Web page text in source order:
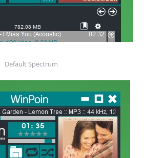
Default Spectrum